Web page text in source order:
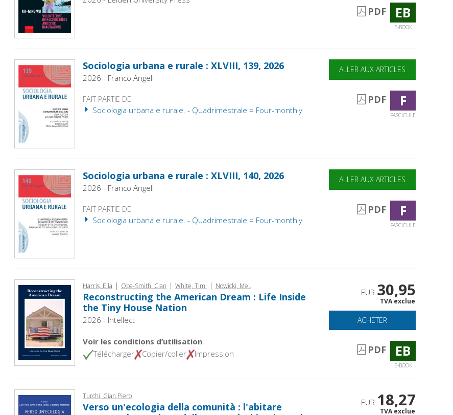
PDF EB
E-BOOK
Sociologia urbana e rurale : XLVIII, 139, 2026
2026 - Franco Angeli
FAIT PARTIE DE
Sociologia urbana e rurale. - Quadrimestrale = Four-monthly
ALLER AUX ARTICLES
PDF F
FASCICULE
Sociologia urbana e rurale : XLVIII, 140, 2026
2026 - Franco Angeli
FAIT PARTIE DE
Sociologia urbana e rurale. - Quadrimestrale = Four-monthly
ALLER AUX ARTICLES
PDF F
FASCICULE
Harris, Ella | Oba-Smith, Cian | White, Tim. | Nowicki, Mel.
Reconstructing the American Dream : Life Inside
the Tiny House Nation
2026 - Intellect
Voir les conditions d’utilisation
Télécharger
Copier/coller Impression
EUR 30,95
TVA exclue
ACHETER
PDF EB
E-BOOK
Turchi, Gian Piero
Verso un'ecologia della comunità : l'abitare
EUR 18,27
TVA exclue